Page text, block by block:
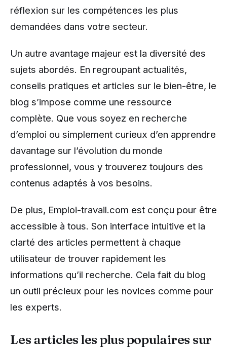
réflexion sur les compétences les plus
demandées dans votre secteur.
Un autre avantage majeur est la diversité des
sujets abordés. En regroupant actualités,
conseils pratiques et articles sur le bien-être, le
blog s’impose comme une ressource
complète. Que vous soyez en recherche
d’emploi ou simplement curieux d’en apprendre
davantage sur l’évolution du monde
professionnel, vous y trouverez toujours des
contenus adaptés à vos besoins.
De plus, Emploi-travail.com est conçu pour être
accessible à tous. Son interface intuitive et la
clarté des articles permettent à chaque
utilisateur de trouver rapidement les
informations qu’il recherche. Cela fait du blog
un outil précieux pour les novices comme pour
les experts.
Les articles les plus populaires sur